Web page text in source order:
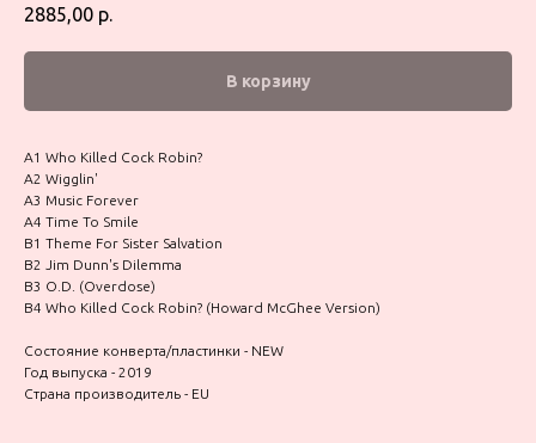
2885,00 р.
В корзину
A1 Who Killed Cock Robin?
A2 Wigglin'
A3 Music Forever
A4 Time To Smile
B1 Theme For Sister Salvation
B2 Jim Dunn's Dilemma
B3 O.D. (Overdose)
B4 Who Killed Cock Robin? (Howard McGhee Version)
Состояние конверта/пластинки - NEW
Год выпуска - 2019
Страна производитель - EU